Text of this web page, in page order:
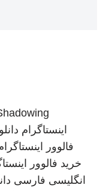
اینستاگرام
فالوور
خرید فالوور
انگلیسی فارسی